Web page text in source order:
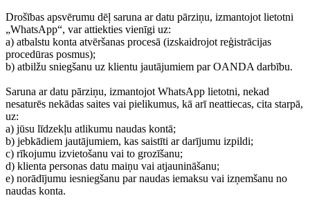
Drošības apsvērumu dēļ saruna ar datu pārziņu, izmantojot lietotni
„WhatsApp“, var attiekties vienīgi uz:
a) atbalstu konta atvēršanas procesā (izskaidrojot reģistrācijas
procedūras posmus);
b) atbilžu sniegšanu uz klientu jautājumiem par OANDA darbību.
Saruna ar datu pārziņu, izmantojot WhatsApp lietotni, nekad
nesaturēs nekādas saites vai pielikumus, kā arī neattiecas, cita starpā,
uz:
a) jūsu līdzekļu atlikumu naudas kontā;
b) jebkādiem jautājumiem, kas saistīti ar darījumu izpildi;
c) rīkojumu izvietošanu vai to grozīšanu;
d) klienta personas datu maiņu vai atjaunināšanu;
e) norādījumu iesniegšanu par naudas iemaksu vai izņemšanu no
naudas konta.